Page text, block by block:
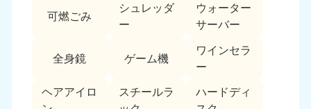
可燃ごみ
シュレッダ
ー
ウォーター
サーバー
全身鏡 ゲーム機
ワインセラ
ー
ヘアアイロ
スチールラ
ハードディ
岩手県
050-1881-5274
秋田県
050-1881-5275
050-1881-5273
9:00〜19:00 年中無休
宮城県
050-1881-5272
9:00〜19:00 年中無休